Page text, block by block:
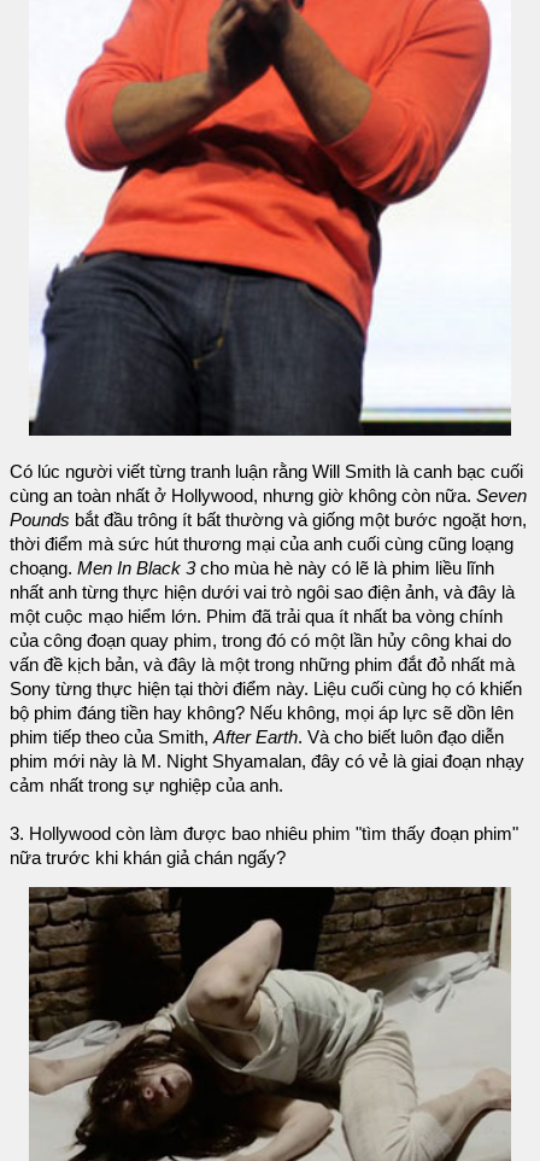
Có lúc người viết từng tranh luận rằng Will Smith là canh bạc cuối
cùng an toàn nhất ở Hollywood, nhưng giờ không còn nữa. Seven
Pounds bắt đầu trông ít bất thường và giống một bước ngoặt hơn,
thời điểm mà sức hút thương mại của anh cuối cùng cũng loạng
choạng. Men In Black 3cho mùa hè này có lẽ là phim liều lĩnh
nhất anh từng thực hiện dưới vai trò ngôi sao điện ảnh, và đây là
một cuộc mạo hiểm lớn. Phim đã trải qua ít nhất ba vòng chính
của công đoạn quay phim, trong đó có một lần hủy công khai do
vấn đề kịch bản, và đây là một trong những phim đắt đỏ nhất mà
Sony từng thực hiện tại thời điểm này. Liệu cuối cùng họ có khiến
bộ phim đáng tiền hay không? Nếu không, mọi áp lực sẽ dồn lên
phim tiếp theo của Smith, After Earth. Và cho biết luôn đạo diễn
phim mới này là M. Night Shyamalan, đây có vẻ là giai đoạn nhạy
cảm nhất trong sự nghiệp của anh.
3. Hollywood còn làm được bao nhiêu phim "tìm thấy đoạn phim"
nữa trước khi khán giả chán ngấy?